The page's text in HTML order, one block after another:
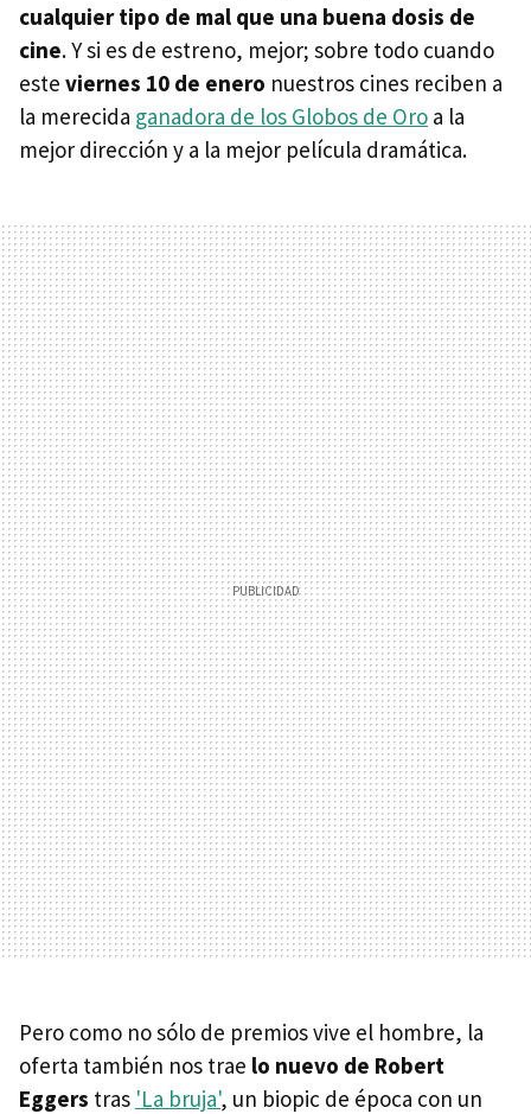
cualquier tipo de mal que una buena dosis de
cine. Y si es de estreno, mejor; sobre todo cuando
este viernes 10 de enero nuestros cines reciben a
la merecida ganadora de los Globos de Oro a la
mejor dirección y a la mejor película dramática.
Pero como no sólo de premios vive el hombre, la
oferta también nos trae lo nuevo de Robert
Eggers tras 'La bruja', un biopic de época con un